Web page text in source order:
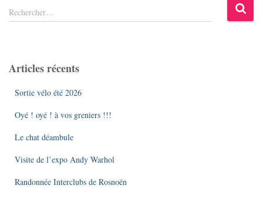
R
e
r
Rechercher…
Articles récents
Sortie vélo été 2026
Oyé ! oyé ! à vos greniers !!!
Le chat déambule
Visite de l’expo Andy Warhol
Randonnée Interclubs de Rosnoën